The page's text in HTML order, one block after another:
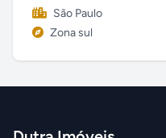
São Paulo
Zona sul